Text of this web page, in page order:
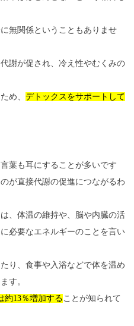
無関係ということもありませ
謝が促され、冷え性やむくみの
め、デトックスをサポートして
葉も耳にすることが多いです
が直接代謝の促進につながるわ
、体温の維持や、脳や内臓の活
必要なエネルギーのことを言い
り、食事や入浴などで体を温め
す。
約13％増加する ことが知られて